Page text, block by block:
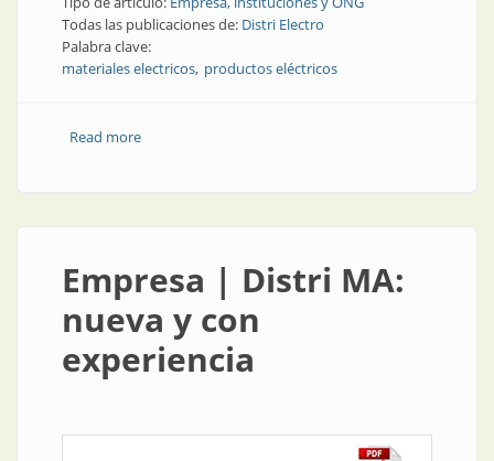
Todas las publicaciones de: Distri Electro
Palabra clave:
materiales electricos productos eléctricos
Read moreabout Empresa | Un emporio online para todo el país
Empresa | Distri MA:
nueva y con
experiencia